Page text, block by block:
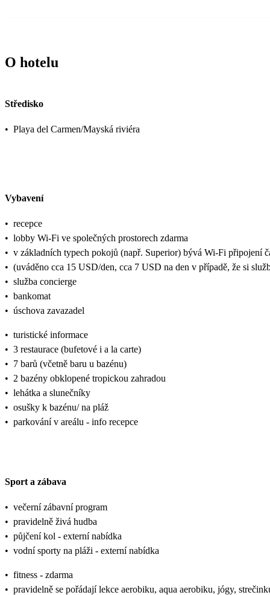
O hotelu
Středisko
• Playa del Carmen/Mayská riviéra
Vybavení
• recepce
• lobby Wi-Fi ve společných prostorech zdarma
• v základních typech pokojů (např. Superior) bývá Wi-Fi připojení
• (uváděno cca 15 USD/den, cca 7 USD na den v případě, že si
• služba concierge
• bankomat
• úschova zavazadel
• turistické informace
• 3 restaurace (bufetové i a la carte)
• 7 barů (včetně baru u bazénu)
• 2 bazény obklopené tropickou zahradou
• lehátka a slunečníky
• osušky k bazénu/ na pláž
• parkování v areálu - info recepce
Sport a zábava
• večerní zábavní program
• pravidelně živá hudba
• půjčení kol - externí nabídka
• vodní sporty na pláži - externí nabídka
• fitness - zdarma
• pravidelně se pořádají lekce aerobiku, aqua aerobiku, jógy,